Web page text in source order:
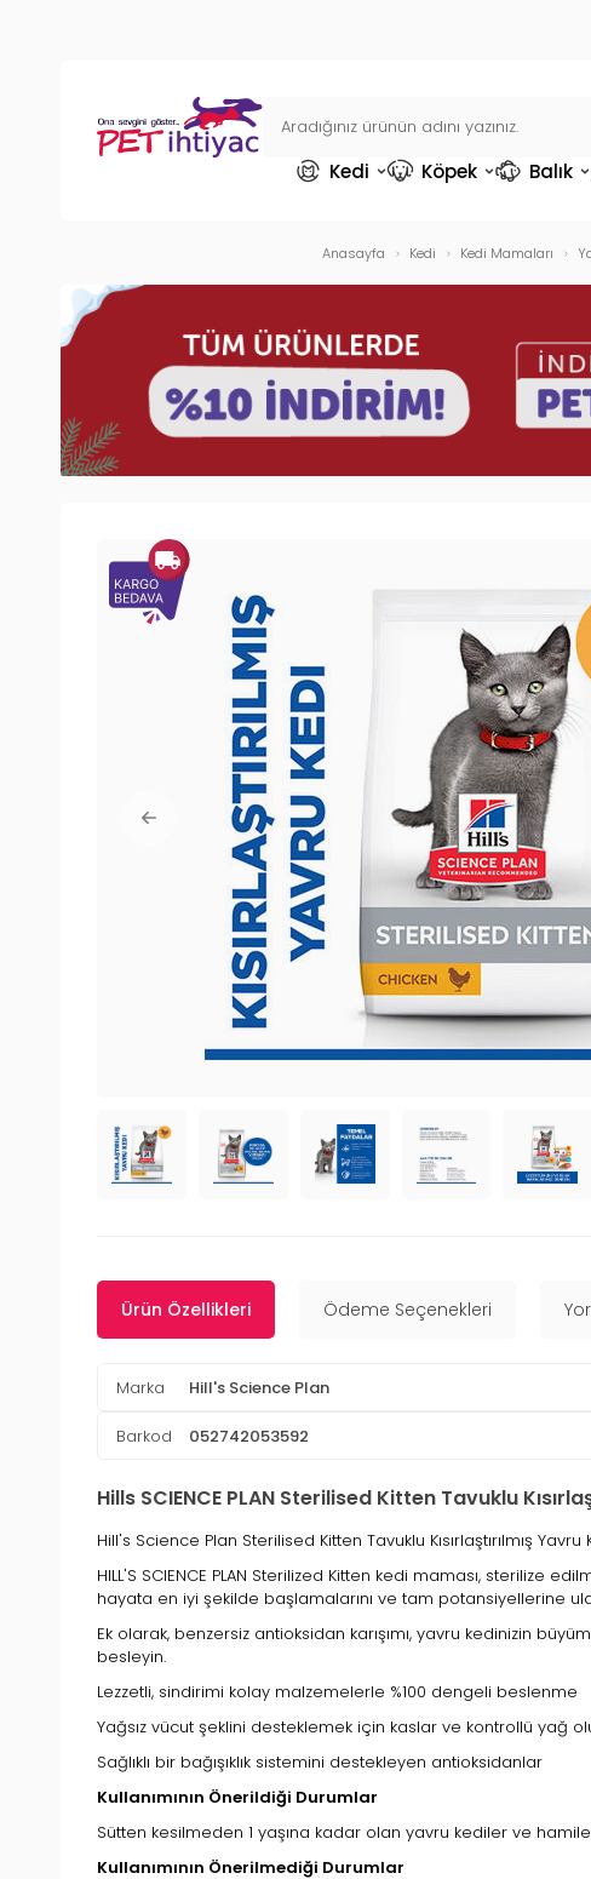
Kedi Köpek Balık
Anasayfa Kedi Kedi Mamaları
Ürün Özellikleri Ödeme Seçenekleri
Marka Hill's Science Plan
Barkod 052742053592
Hills SCIENCE PLAN Sterilised Kitten Tavuklu
Hill's Science Plan Sterilised Kitten Tavuklu Kısırlaştırılmış Yavru
HILL'S SCIENCE PLAN Sterilized Kitten kedi maması, sterilize
hayata en iyi şekilde başlamalarını ve tam potansiyellerine
Ek olarak, benzersiz antioksidan karışımı, yavru kedinizin
besleyin.
Lezzetli, sindirimi kolay malzemelerle %100 dengeli beslenme
Yağsız vücut şeklini desteklemek için kaslar ve kontrollü yağ
Sağlıklı bir bağışıklık sistemini destekleyen antioksidanlar
Kullanımının Önerildiği Durumlar
Sütten kesilmeden 1 yaşına kadar olan yavru kediler ve
Kullanımının Önerilmediği Durumlar